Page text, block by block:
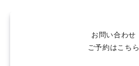
お問い合わせ
ご予約はこちら